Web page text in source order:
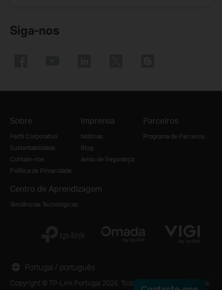
Siga-nos
Sobre
Perfil Corporativo
Sustentabilidade
Contate-nos
Política de Privacidade
Imprensa
Notícias
Blog
Aviso de Segurança
Parceiros
Programa de Parceiros
Centro de Aprendizagem
Tendências Tecnológicas
Copyright © TP-Link Portugal 2026. Todos os direitos reservados.
Portugal / português